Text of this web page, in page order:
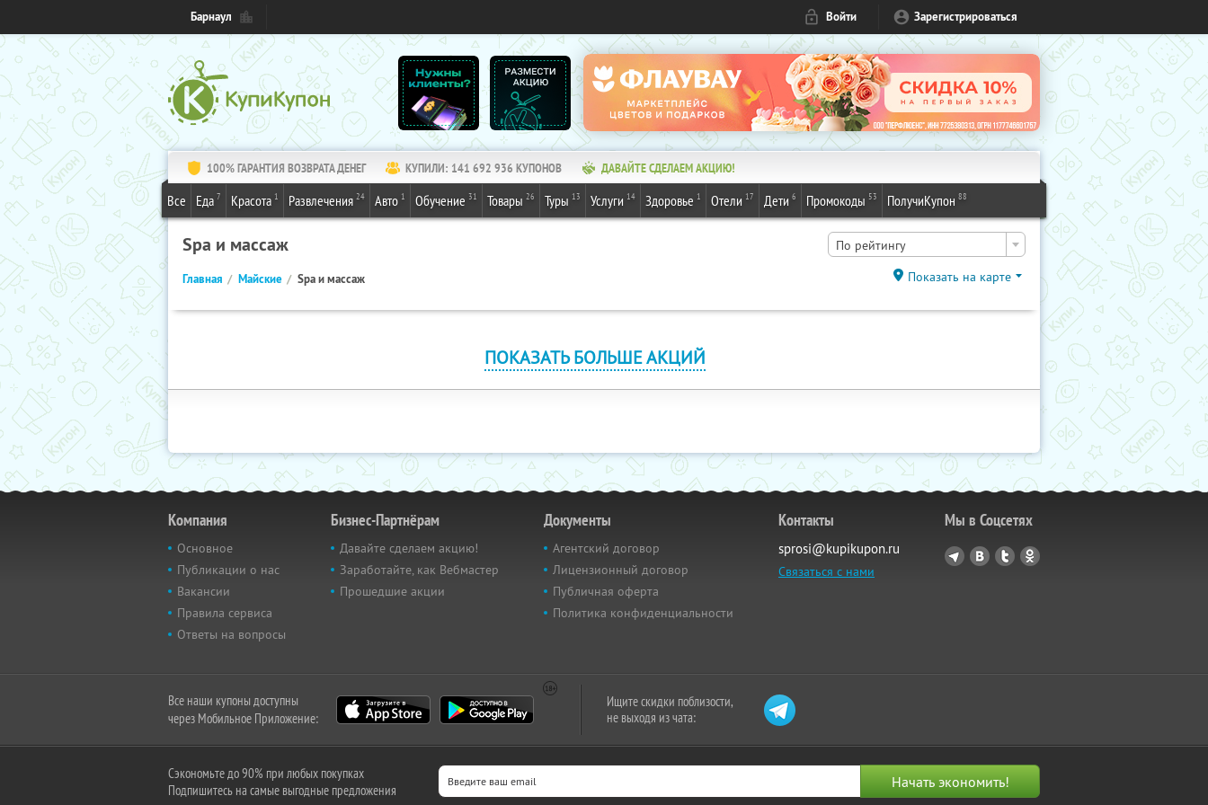
Барнаул Войти Зарегистрироваться
100% ГАРАНТИЯ ВОЗВРАТА ДЕНЕГ КУПИЛИ: 141 692 936 КУПОНОВ ДАВАЙТЕ СДЕЛАЕМ АКЦИЮ!
Все Еда 7 Красота 1 Развлечения 24 Авто 1 Обучение 31 Товары 26 Туры 13 Услуги 14 Здоровье 1 Отели 17 Дети 6 Промокоды 53 ПолучиКупон 88
Spa и массаж По рейтингу
Главная Майские Spa и массаж Показать на карте
ПОКАЗАТЬ БОЛЬШЕ АКЦИЙ
Компания
Основное
Публикации о нас
Вакансии
Правила сервиса
Ответы на вопросы
Бизнес-Партнёрам
Давайте сделаем акцию!
Заработайте, как Вебмастер
Прошедшие акции
Документы
Агентский договор
Лицензионный договор
Публичная оферта
Политика конфиденциальности
Контакты
sprosi@kupikupon.ru
Связаться с нами
Мы в Соцсетях
Все наши купоны доступны
через Мобильное Приложение:
Ищите скидки поблизости,
не выходя из чата:
Сэкономьте до 90% при любых покупках
Подпишитесь на самые выгодные предложения